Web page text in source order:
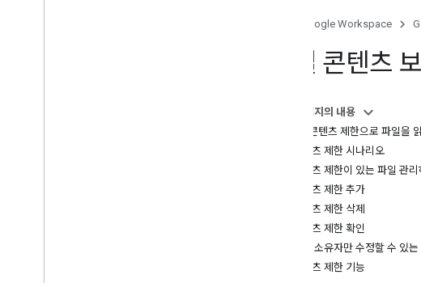
Google Workspace
파일 콘텐츠
이 페이지의 내용
Drive 콘텐츠 제한으로 파일을
콘텐츠 제한 시나리오
콘텐츠 제한이 있는 파일 관리
콘텐츠 제한 추가
콘텐츠 제한 삭제
콘텐츠 제한 확인
파일 소유자만 수정할 수 있
콘텐츠 제한 기능